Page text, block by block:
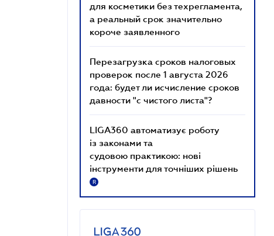
для косметики без техрегламента,
а реальный срок значительно
короче заявленного
Перезагрузка сроков налоговых
проверок после 1 августа 2026
года: будет ли исчисление сроков
давности "с чистого листа"?
LIGA360 автоматизує роботу
із законами та
судовою практикою: нові
інструменти для точніших рішень
R